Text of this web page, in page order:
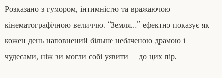
Розказано з гумором, інтимністю та вражаючою
кінематографічною величчю. “Земля…” ефектно показує як
кожен день наповнений більше небаченою драмою і
чудесами, ніж ви могли собі уявити – до цих пір.